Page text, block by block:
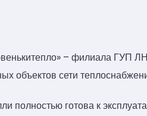
– филиала ГУП
объектов сети
полностью готова к